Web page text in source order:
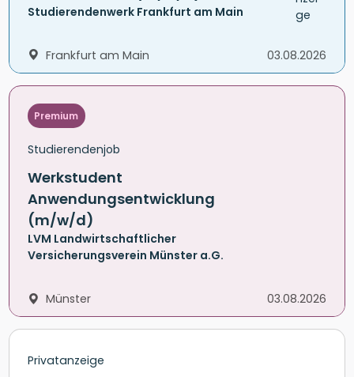
Studierendenwerk Frankfurt am Main
Frankfurt am Main 03.08.2026
Premium
Studierendenjob
Werkstudent
Anwendungsentwicklung
(m/w/d)
LVM Landwirtschaftlicher
Versicherungsverein Münster a.G.
Münster 03.08.2026
Privatanzeige